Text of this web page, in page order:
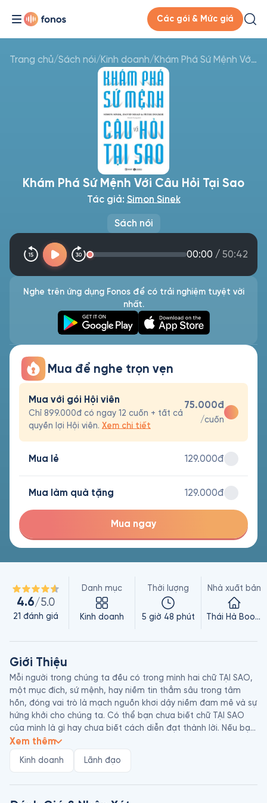
Các gói & Mức giá
Trang chủ/Sách nói/Kinh doanh/ Khám Phá Sứ Mệnh Với Câu Hỏi Tại Sao
Sách nói
Khám Phá Sứ Mệnh Với Câu Hỏi Tại Sao
Tác giả: Simon Sinek
00:00 / 50:42
Nghe trên ứng dụng Fonos để có trải nghiệm tuyệt vời
nhất.
Mua để nghe trọn vẹn
Mua với gói Hội viên
Chỉ 899.000đ có ngay 12 cuốn + tất cả
quyền lợi Hội viên. Xem chi tiết
75.000đ
/cuốn
Mua lẻ 129.000đ
Mua làm quà tặng 129.000đ
Mua ngay
4.6/5.0
21 đánh giá
Danh mục
Kinh doanh
Thời lượng
5 giờ 48 phút
Nhà xuất bản
Thái Hà Books
Giới Thiệu
Mỗi người trong chúng ta đều có trong mình hai chữ TẠI SAO,
một mục đích, sứ mệnh, hay niềm tin thẳm sâu trong tâm
hồn, đóng vai trò là mạch nguồn khơi dậy niềm đam mê và sự
hứng khởi cho chúng ta. Có thể bạn chưa biết chữ TẠI SAO
của mình là gì hay chưa biết cách diễn đạt thành lời. Nếu bạn
muốn khám phá về chữ TẠI SAO của mình, thì sách nói này có
đều xứng đáng được sống như Steve: thức giấc trong tâm
Xem thêm
Kinh doanh Lãnh đạo